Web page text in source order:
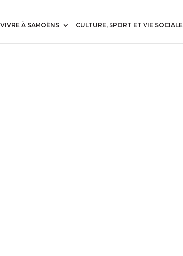
VIVRE À SAMOËNS CULTURE, SPORT ET VIE SOCIALE